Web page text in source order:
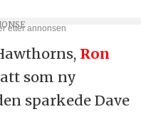
Ron
som ny
sparkede Dave